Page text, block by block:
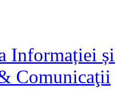
Informației
Comunicaţii